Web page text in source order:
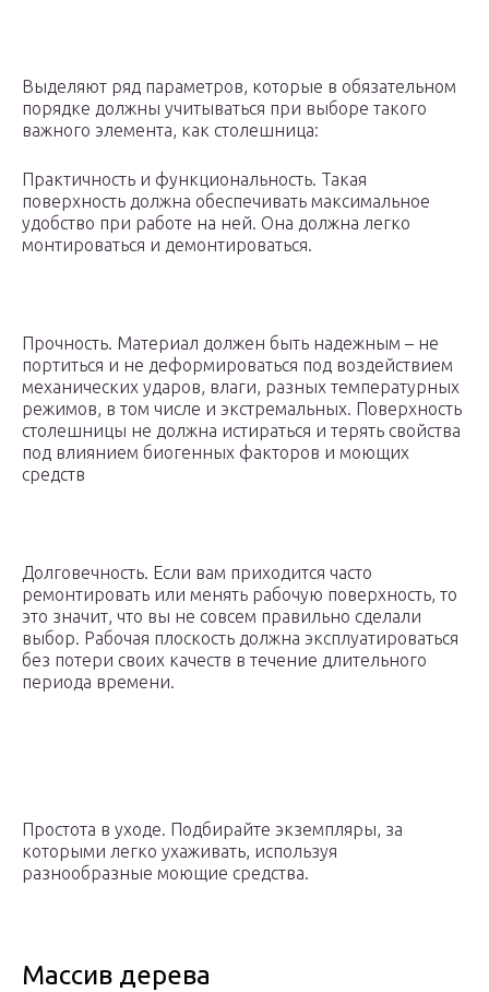
Выделяют ряд параметров, которые в обязательном
порядке должны учитываться при выборе такого
важного элемента, как столешница:
Практичность и функциональность. Такая
поверхность должна обеспечивать максимальное
удобство при работе на ней. Она должна легко
монтироваться и демонтироваться.
Прочность. Материал должен быть надежным – не
портиться и не деформироваться под воздействием
механических ударов, влаги, разных температурных
режимов, в том числе и экстремальных. Поверхность
столешницы не должна истираться и терять свойства
под влиянием биогенных факторов и моющих
средств
Долговечность. Если вам приходится часто
ремонтировать или менять рабочую поверхность, то
это значит, что вы не совсем правильно сделали
выбор. Рабочая плоскость должна эксплуатироваться
без потери своих качеств в течение длительного
периода времени.
Простота в уходе. Подбирайте экземпляры, за
которыми легко ухаживать, используя
разнообразные моющие средства.
Массив дерева